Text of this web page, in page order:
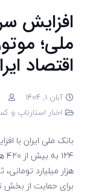
افزایش
ملی؛
اقتصاد
آبان 1, 1404
اخبار استارتاپ و
بانک ملی ایران با
هزار میلیارد
برای حمایت از بخش